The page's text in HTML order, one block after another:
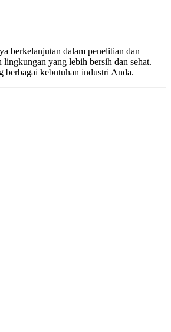
berkelanjutan dalam penelitian dan
yang lebih bersih dan sehat.
berbagai kebutuhan industri Anda.